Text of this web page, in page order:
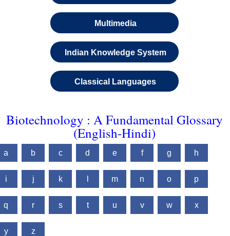
Multimedia
Indian Knowledge System
Classical Languages
Biotechnology : A Fundamental Glossary
(English-Hindi)
a b c d e f g h
i j k m n o p
q r s t u v w x
y z